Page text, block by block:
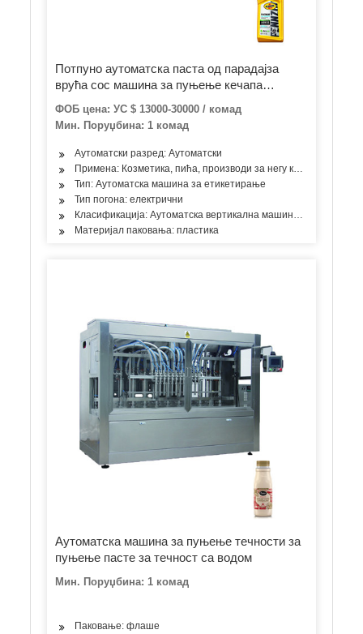
Потпуно аутоматска паста од парадајза
врућа сос машина за пуњење кечапа
машина за пуњење креме / кикирики путера /
уља / џема / течност флаширање машина за
етикетирање поклопаца
ФОБ цена: УС $ 13000-30000 / комад
Мин. Поруџбина: 1 комад
Аутоматски разред: Аутоматски
Примена: Козметика, пића, производи за негу коже,
Тип: Аутоматска машина за етикетирање
Тип погона: електрични
Класификација: Аутоматска вертикална машина за
Материјал паковања: пластика
Аутоматска машина за пуњење течности за
пуњење пасте за течност са водом
Мин. Поруџбина: 1 комад
Паковање: флаше